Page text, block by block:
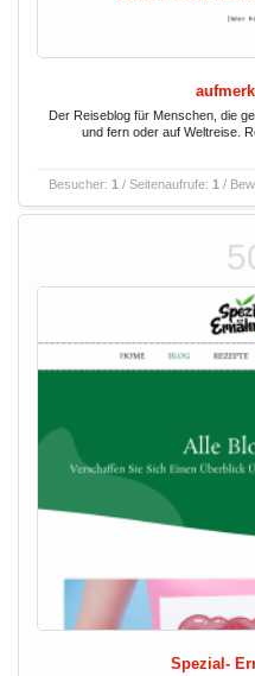
Der Reiseblog für Menschen, die
und fern oder auf Weltreise.
Besucher: 1 / Seitenaufrufe: 1 /
Spezial-